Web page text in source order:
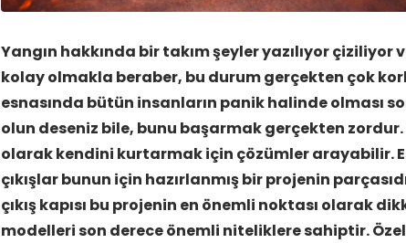
Yangın hakkında bir takım şeyler yazılıyor
kolay olmakla beraber, bu durum gerçekten çok
esnasında bütün insanların panik halinde olması
olun deseniz bile, bunu başarmak gerçekten
olarak kendini kurtarmak için çözümler arayabilir.
çıkışlar bunun için hazırlanmış bir projenin
çıkış kapısı bu projenin en önemli noktası olarak
modelleri son derece önemli niteliklere sahiptir.